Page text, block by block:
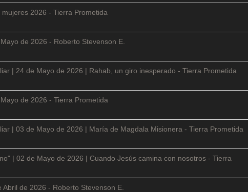
2026 - Tierra Prometida
de 2026 - Roberto Stevenson E.
| 24 de Mayo de 2026 | Rahab, un giro inesperado - Tierra Prometida
de 2026 - Tierra Prometida
| 03 de Mayo de 2026 | María de Magdala Misionera - Tierra Prometida
| 02 de Mayo de 2026 | Cuando Jesús camina con nosotros - Tierra
Abril de 2026 - Roberto Stevenson E.